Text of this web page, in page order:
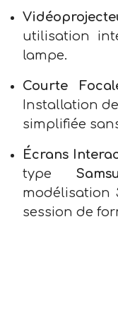
utilisation
lampe.
Courte
Installation
simplifiée
Écrans
type
modélisation
session de